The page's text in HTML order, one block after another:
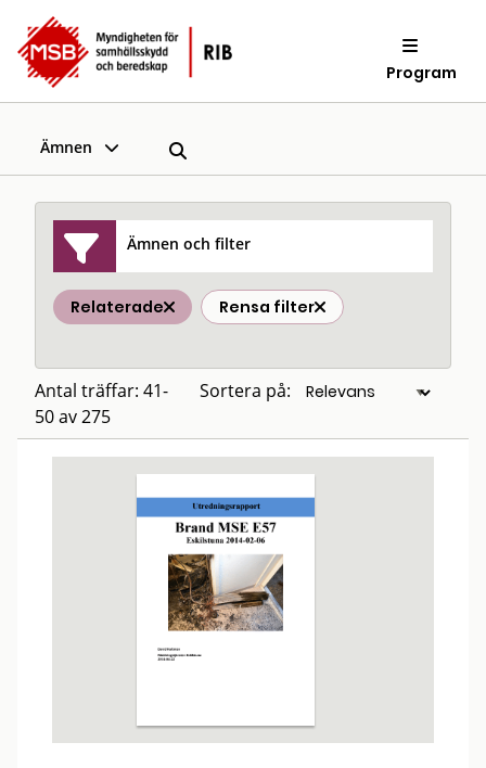
Program
Ämnen
Ämnen och filter
Relaterade Rensa filter
Antal träffar: 41-
50 av 275
Sortera på: